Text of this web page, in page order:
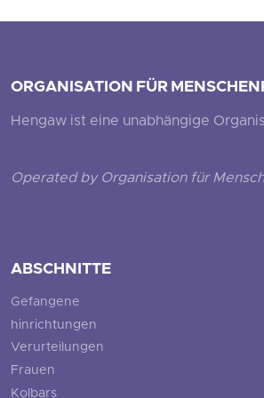
ORGANISATION FÜR
Hengaw ist eine unabhängige
Operated by Organisation für
ABSCHNITTE
Gefangene
hinrichtungen
Verurteilungen
Frauen
Kolbars